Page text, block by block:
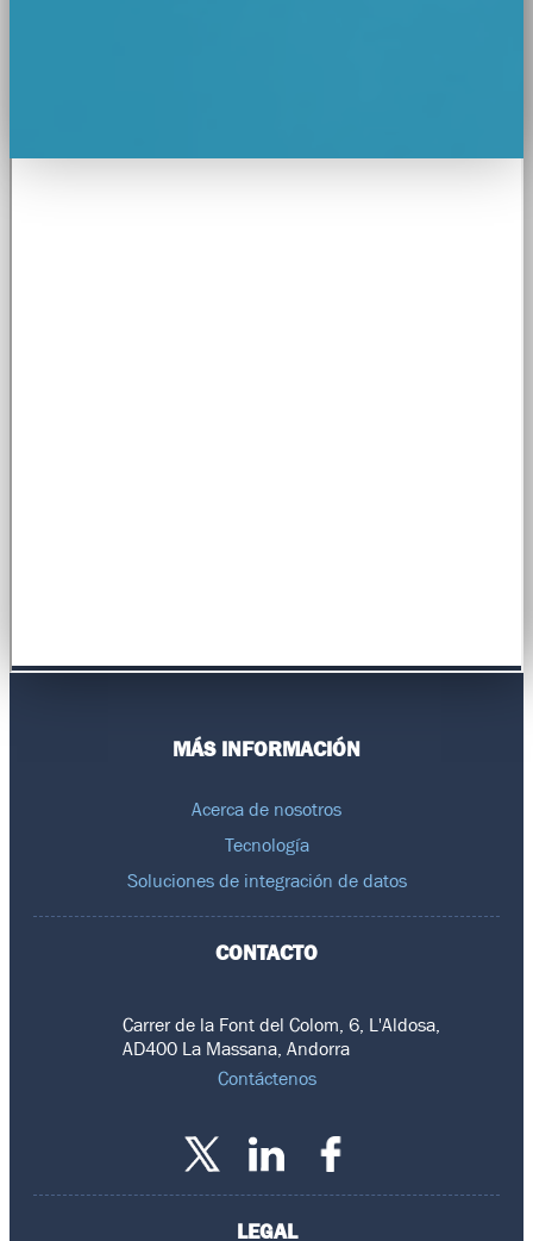
MÁS INFORMACIÓN
Acerca de nosotros
Tecnología
Soluciones de integración de datos
CONTACTO
Carrer de la Font del Colom, 6, L'Aldosa,
AD400 La Massana, Andorra
Contáctenos
LEGAL